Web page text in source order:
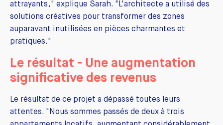
attrayants," explique Sarah. "L'architecte a utilisé des
solutions créatives pour transformer des zones
auparavant inutilisées en pièces charmantes et
pratiques."
Le résultat - Une augmentation
significative des revenus
Le résultat de ce projet a dépassé toutes leurs
attentes. "Nous sommes passés de deux à trois